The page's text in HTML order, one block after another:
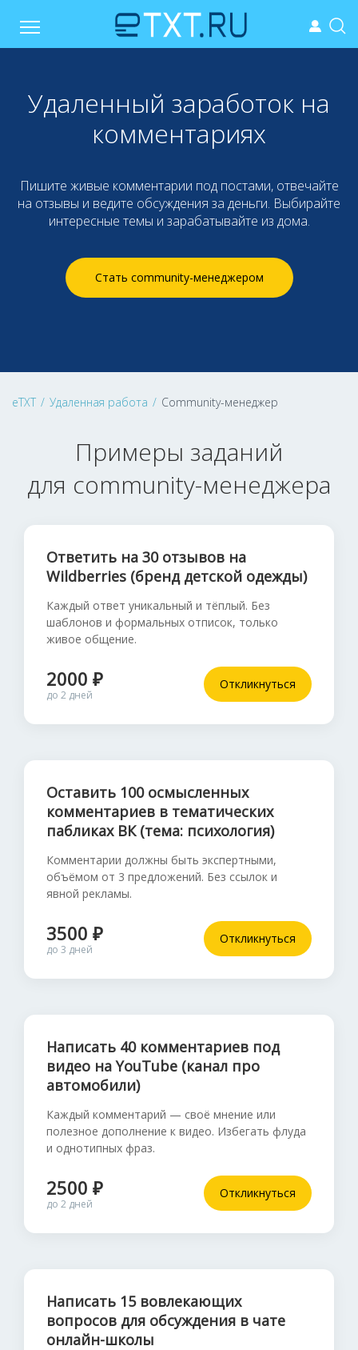
Удаленный заработок на
комментариях
Пишите живые комментарии под постами, отвечайте
на отзывы и ведите обсуждения за деньги. Выбирайте
интересные темы и зарабатывайте из дома.
Стать community-менеджером
eTXT / Удаленная работа / Community-менеджер
Примеры заданий
для community-менеджера
Ответить на 30 отзывов на
Wildberries (бренд детской одежды)
Каждый ответ уникальный и тёплый. Без
шаблонов и формальных отписок, только
живое общение.
2000 ₽
до 2 дней
Откликнуться
Оставить 100 осмысленных
комментариев в тематических
пабликах ВК (тема: психология)
Комментарии должны быть экспертными,
объёмом от 3 предложений. Без ссылок и
явной рекламы.
3500 ₽
до 3 дней
Откликнуться
Написать 40 комментариев под
видео на YouTube (канал про
автомобили)
Каждый комментарий — своё мнение или
полезное дополнение к видео. Избегать флуда
и однотипных фраз.
2500 ₽
до 2 дней
Откликнуться
Написать 15 вовлекающих
вопросов для обсуждения в чате
онлайн-школы